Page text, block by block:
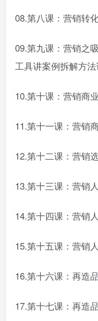
08.第八课：营销转
09.第九课：营销之
工具讲案例拆解方
10.第十课：营销商
11.第十一课：营销
12.第十二课：营销
13.第十三课：营销
14.第十四课：营销
15.第十五课：营销
16.第十六课：再造
17.第十七课：再造